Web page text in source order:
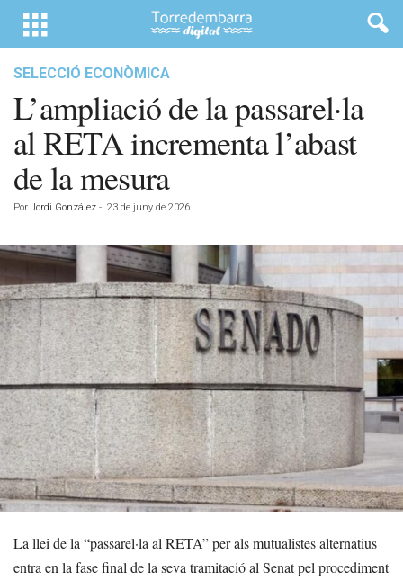
SELECCIÓ ECONÒMICA
L’ampliació de la passarel·la
al RETA incrementa l’abast
de la mesura
Por Jordi González - 23 de juny de 2026
La llei de la “passarel·la al RETA” per als mutualistes alternatius
entra en la fase final de la seva tramitació al Senat pel procediment